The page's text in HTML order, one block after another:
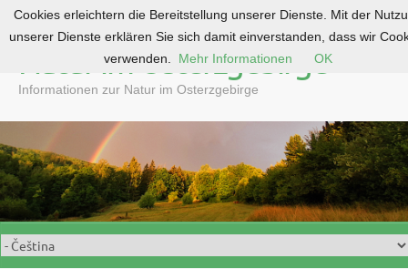
o
c
o
n
t
e
n
Natur im Osterzgebirge
Informationen zur Natur im Osterzgebirge
Cookies erleichtern die Bereitstellung unserer Dienste. Mit der
unserer Dienste erklären Sie sich damit einverstanden, dass wir
verwenden.
Mehr Informationen OK